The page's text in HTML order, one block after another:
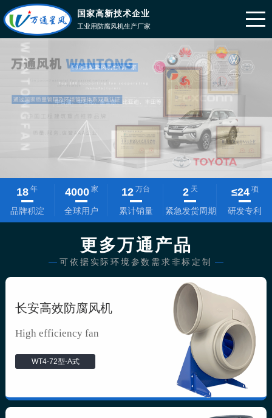
国家高新技术企业
工业用防腐风机生产厂家
18 年
品牌积淀
4000家
全球用户
12 万台
累计销量
2 天
紧急发货周期
≤24 项
研发专利
更多万通产品
— 可依据实际环境参数需求非标定制 —
长安高效防腐风机
High efficiency fan
WT4-72型-A式